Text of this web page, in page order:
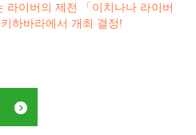
라이버의 제전 「이치나나 라이버
하바라에서 개최 결정!